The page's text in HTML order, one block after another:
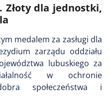
Złoty dla jednostki,
medalem za zasługi dla
zarządu oddziału
lubuskiego za
w ochronie
społeczeństwa i